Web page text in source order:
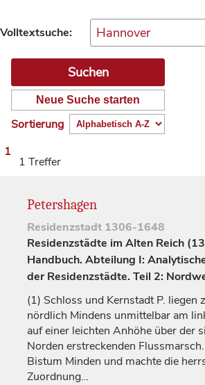
Volltextsuche:
Neue Suche starten
Sortierung
1
1 Treffer
Petershagen
Residenzstadt 1306-1648
Residenzstädte im Alten Reich
Handbuch. Abteilung I:
der Residenzstädte. Teil 2:
(1) Schloss und Kernstadt P. liegen
nördlich Mindens unmittelbar am
auf einer leichten Anhöhe über der
Norden erstreckenden
Bistum Minden und machte die
Zuordnung…